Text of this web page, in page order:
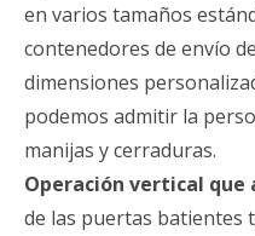
en varios tamaños
contenedores de envío
dimensiones
podemos admitir la
manijas y cerraduras.
Operación vertical que
de las puertas batientes